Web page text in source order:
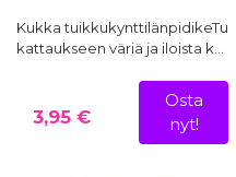
Kukka tuikkukynttilänpidikeTuo
kattaukseen väriä ja iloista k…
3,95 €
Osta
nyt!